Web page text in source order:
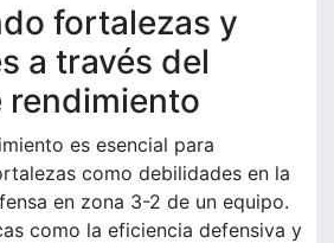
fortalezas y
a través del
rendimiento
es esencial para
como debilidades en la
en zona 3-2 de un equipo.
como la eficiencia defensiva y